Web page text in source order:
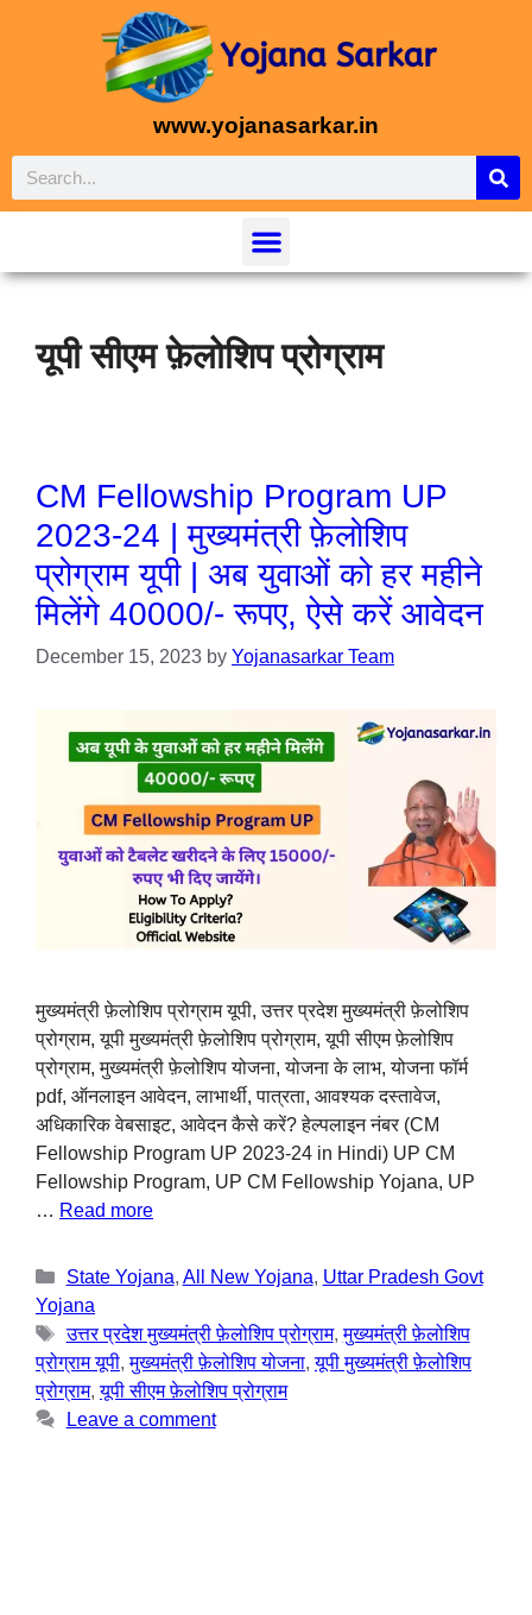
www.yojanasarkar.in
यूपी सीएम फ़ेलोशिप प्रोग्राम
CM Fellowship Program UP
2023-24 | मुख्यमंत्री फ़ेलोशिप
प्रोग्राम यूपी | अब युवाओं को हर महीने
मिलेंगे 40000/- रूपए, ऐसे करें आवेदन
December 15, 2023 by Yojanasarkar Team
मुख्यमंत्री फ़ेलोशिप प्रोग्राम यूपी, उत्तर प्रदेश मुख्यमंत्री फ़ेलोशिप
प्रोग्राम, यूपी मुख्यमंत्री फ़ेलोशिप प्रोग्राम, यूपी सीएम फ़ेलोशिप
प्रोग्राम, मुख्यमंत्री फ़ेलोशिप योजना, योजना के लाभ, योजना फॉर्म
pdf, ऑनलाइन आवेदन, लाभार्थी, पात्रता, आवश्यक दस्तावेज,
अधिकारिक वेबसाइट, आवेदन कैसे करें? हेल्पलाइन नंबर (CM
Fellowship Program UP 2023-24 in Hindi) UP CM
Fellowship Program, UP CM Fellowship Yojana, UP
… Read more
State Yojana, All New Yojana, Uttar Pradesh Govt
Yojana
उत्तर प्रदेश मुख्यमंत्री फ़ेलोशिप प्रोग्राम,मुख्यमंत्री फ़ेलोशिप
प्रोग्राम यूपी,मुख्यमंत्री फ़ेलोशिप योजना,यूपी मुख्यमंत्री फ़ेलोशिप
प्रोग्राम,यूपी सीएम फ़ेलोशिप प्रोग्राम
Leave a comment